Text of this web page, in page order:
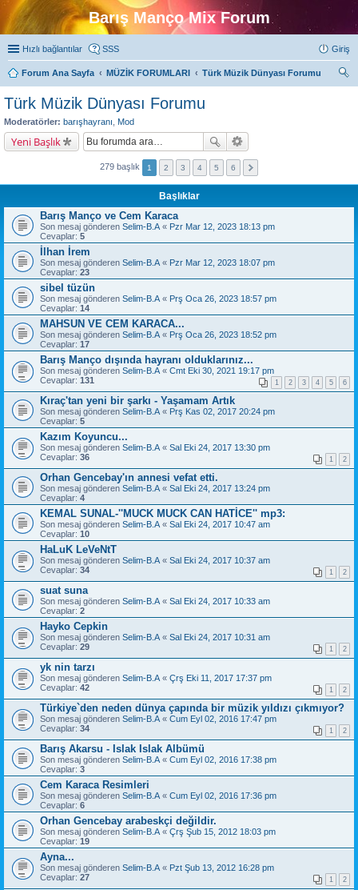
Barış Manço Mix Forum
Hızlı bağlantılar SSS Giriş
Forum Ana Sayfa MÜZİK FORUMLARI
Türk Müzik Dünyası Forumu
Türk Müzik Dünyası Forumu
Moderatörler: barışhayranı Mod
Yeni Başlık
279 başlık 1 2 3 4 5 6
Başlıklar
Barış Manço ve Cem Karaca
Son mesaj gönderen Selim-B.A « Pzr Mar 12, 2023 18:13 pm
Cevaplar: 5
İlhan İrem
Son mesaj gönderen Selim-B.A « Pzr Mar 12, 2023 18:07 pm
Cevaplar: 23
sibel tüzün
Son mesaj gönderen Selim-B.A « Prş Oca 26, 2023 18:57 pm
Cevaplar: 14
MAHSUN VE CEM KARACA...
Son mesaj gönderen Selim-B.A « Prş Oca 26, 2023 18:52 pm
Cevaplar: 17
Barış Manço dışında hayranı olduklarınız...
Son mesaj gönderen Selim-B.A « Cmt Eki 30, 2021 19:17 pm
Cevaplar: 131 1 2 3 4 5 6
Kıraç'tan yeni bir şarkı - Yaşamam Artık
Son mesaj gönderen Selim-B.A « Prş Kas 02, 2017 20:24 pm
Cevaplar: 5
Kazım Koyuncu...
Son mesaj gönderen Selim-B.A « Sal Eki 24, 2017 13:30 pm
Cevaplar: 36 1 2
Orhan Gencebay'ın annesi vefat etti.
Son mesaj gönderen Selim-B.A « Sal Eki 24, 2017 13:24 pm
Cevaplar: 4
KEMAL SUNAL-''MUCK MUCK CAN HATİCE'' mp3:
Son mesaj gönderen Selim-B.A « Sal Eki 24, 2017 10:47 am
Cevaplar: 10
HaLuK LeVeNtT
Son mesaj gönderen Selim-B.A « Sal Eki 24, 2017 10:37 am
Cevaplar: 34 1 2
suat suna
Son mesaj gönderen Selim-B.A « Sal Eki 24, 2017 10:33 am
Cevaplar: 2
Hayko Cepkin
Son mesaj gönderen Selim-B.A « Sal Eki 24, 2017 10:31 am
Cevaplar: 29 1 2
yk nin tarzı
Son mesaj gönderen Selim-B.A « Çrş Eki 11, 2017 17:37 pm
Cevaplar: 42 1 2
Türkiye`den neden dünya çapında bir müzik yıldızı çıkmıyor?
Son mesaj gönderen Selim-B.A « Cum Eyl 02, 2016 17:47 pm
Cevaplar: 34 1 2
Barış Akarsu - Islak Islak Albümü
Son mesaj gönderen Selim-B.A « Cum Eyl 02, 2016 17:38 pm
Cevaplar: 3
Cem Karaca Resimleri
Son mesaj gönderen Selim-B.A « Cum Eyl 02, 2016 17:36 pm
Cevaplar: 6
Orhan Gencebay arabeskçi değildir.
Son mesaj gönderen Selim-B.A « Çrş Şub 15, 2012 18:03 pm
Cevaplar: 19
Ayna...
Son mesaj gönderen Selim-B.A « Pzt Şub 13, 2012 16:28 pm
Cevaplar: 27 1 2